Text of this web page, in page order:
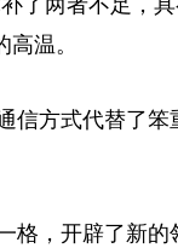
了两者不足，
温。
方式代替了
，开辟了新